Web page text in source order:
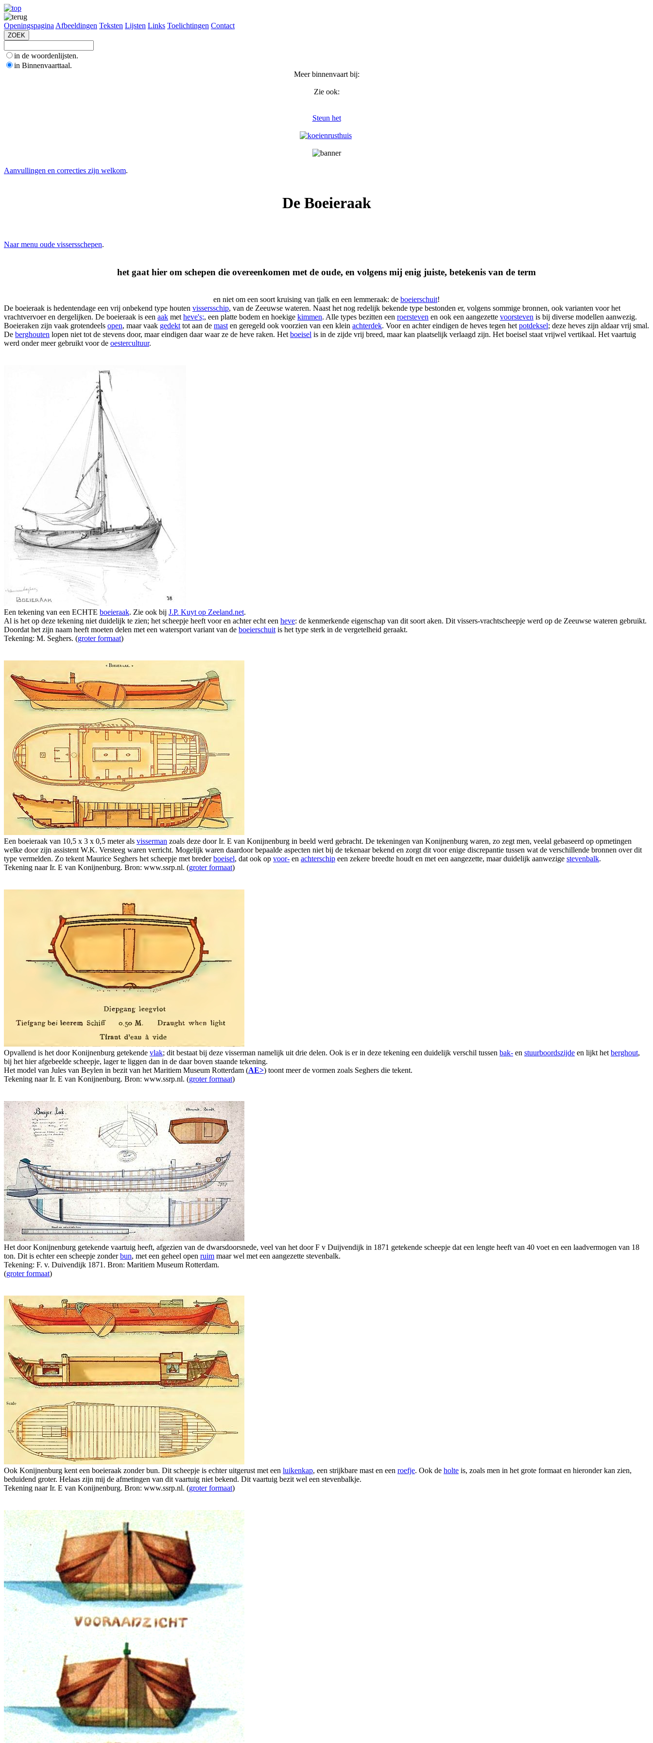
Openingspagina Afbeeldingen Teksten Lijsten Links Toelichtingen Contact
in de woordenlijsten.
in Binnenvaarttaal.
Meer binnenvaart bij:
Zie ook:
Steun het
Aanvullingen en correcties zijn welkom.
De Boeieraak
Naar menu oude vissersschepen.
het gaat hier om schepen die overeenkomen met de oude, en volgens mij enig juiste, betekenis van de term
en niet om een soort kruising van tjalk en een lemmeraak: de boeierschuit!
De boeieraak is hedentendage een vrij onbekend type houten vissersschip, van de Zeeuwse wateren. Naast het nog redelijk bekende type bestonden er, volgens sommige bronnen, ook varianten voor het
vrachtvervoer en dergelijken. De boeieraak is een aak met heve's;, een platte bodem en hoekige kimmen. Alle types bezitten een roersteven en ook een aangezette voorsteven is bij diverse modellen aanwezig.
Boeieraken zijn vaak grotendeels open, maar vaak gedekt tot aan de mast en geregeld ook voorzien van een klein achterdek. Voor en achter eindigen de heves tegen het potdeksel; deze heves zijn aldaar vrij smal.
De berghouten lopen niet tot de stevens door, maar eindigen daar waar ze de heve raken. Het boeisel is in de zijde vrij breed, maar kan plaatselijk verlaagd zijn. Het boeisel staat vrijwel vertikaal. Het vaartuig
werd onder meer gebruikt voor de oestercultuur.
Een tekening van een ECHTE boeieraak. Zie ook bij J.P. Kuyt op Zeeland.net.
Al is het op deze tekening niet duidelijk te zien; het scheepje heeft voor en achter echt een heve: de kenmerkende eigenschap van dit soort aken. Dit vissers-vrachtscheepje werd op de Zeeuwse wateren gebruikt.
Doordat het zijn naam heeft moeten delen met een watersport variant van de boeierschuit is het type sterk in de vergetelheid geraakt.
Tekening: M. Seghers. (groter formaat)
Een boeieraak van 10,5 x 3 x 0,5 meter als visserman zoals deze door Ir. E van Konijnenburg in beeld werd gebracht. De tekeningen van Konijnenburg waren, zo zegt men, veelal gebaseerd op opmetingen
welke door zijn assistent W.K. Versteeg waren verricht. Mogelijk waren daardoor bepaalde aspecten niet bij de tekenaar bekend en zorgt dit voor enige discrepantie tussen wat de verschillende bronnen over dit
type vermelden. Zo tekent Maurice Seghers het scheepje met brederboeisel, dat ook op voor- en achterschip een zekere breedte houdt en met een aangezette, maar duidelijk aanwezige stevenbalk.
Tekening naar Ir. E van Konijnenburg. Bron: www.ssrp.nl. (groter formaat)
Opvallend is het door Konijnenburg getekende vlak; dit bestaat bij deze visserman namelijk uit drie delen. Ook is er in deze tekening een duidelijk verschil tussen bak- en stuurboordszijde en lijkt het berghout,
bij het hier afgebeelde scheepje, lager te liggen dan in de daar boven staande tekening.
Het model van Jules van Beylen in bezit van het Maritiem Museum Rotterdam (AE>) toont meer de vormen zoals Seghers die tekent.
Tekening naar Ir. E van Konijnenburg. Bron: www.ssrp.nl. (groter formaat)
Het door Konijnenburg getekende vaartuig heeft, afgezien van de dwarsdoorsnede, veel van het door F v Duijvendijk in 1871 getekende scheepje dat een lengte heeft van 40 voet en een laadvermogen van 18
ton. Dit is echter een scheepje zonderbun, met een geheel open ruim maar wel met een aangezette stevenbalk.
Tekening: F. v. Duivendijk 1871. Bron: Maritiem Museum Rotterdam.
(groter formaat)
Ook Konijnenburg kent een boeieraak zonder bun. Dit scheepje is echter uitgerust met een luikenkap, een strijkbare mast en een roefje. Ook de holte is, zoals men in het grote formaat en hieronder kan zien,
beduidend groter. Helaas zijn mij de afmetingen van dit vaartuig niet bekend. Dit vaartuig bezit wel een stevenbalkje.
Tekening naar Ir. E van Konijnenburg. Bron: www.ssrp.nl. (groter formaat)